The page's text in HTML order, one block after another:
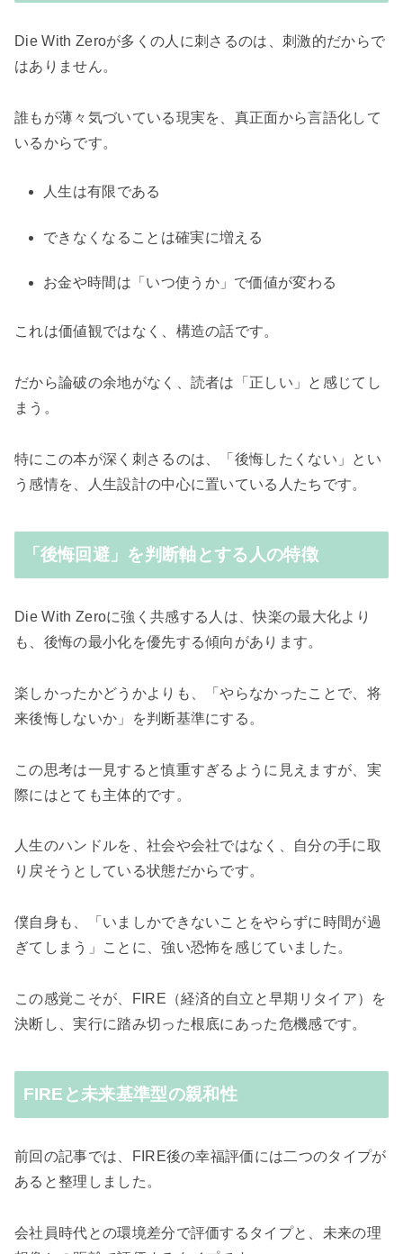
Die With Zeroが多くの人に刺さるのは、刺激的だからで
はありません。
誰もが薄々気づいている現実を、真正面から言語化して
いるからです。
人生は有限である
できなくなることは確実に増える
お金や時間は「いつ使うか」で価値が変わる
これは価値観ではなく、構造の話です。
だから論破の余地がなく、読者は「正しい」と感じてし
まう。
特にこの本が深く刺さるのは、「後悔したくない」とい
う感情を、人生設計の中心に置いている人たちです。
「後悔回避」を判断軸とする人の特徴
Die With Zeroに強く共感する人は、快楽の最大化より
も、後悔の最小化を優先する傾向があります。
楽しかったかどうかよりも、「やらなかったことで、将
来後悔しないか」を判断基準にする。
この思考は一見すると慎重すぎるように見えますが、実
際にはとても主体的です。
人生のハンドルを、社会や会社ではなく、自分の手に取
り戻そうとしている状態だからです。
僕自身も、「いましかできないことをやらずに時間が過
ぎてしまう」ことに、強い恐怖を感じていました。
この感覚こそが、FIRE（経済的自立と早期リタイア）を
決断し、実行に踏み切った根底にあった危機感です。
FIREと未来基準型の親和性
前回の記事では、FIRE後の幸福評価には二つのタイプが
あると整理しました。
会社員時代との環境差分で評価するタイプと、未来の理